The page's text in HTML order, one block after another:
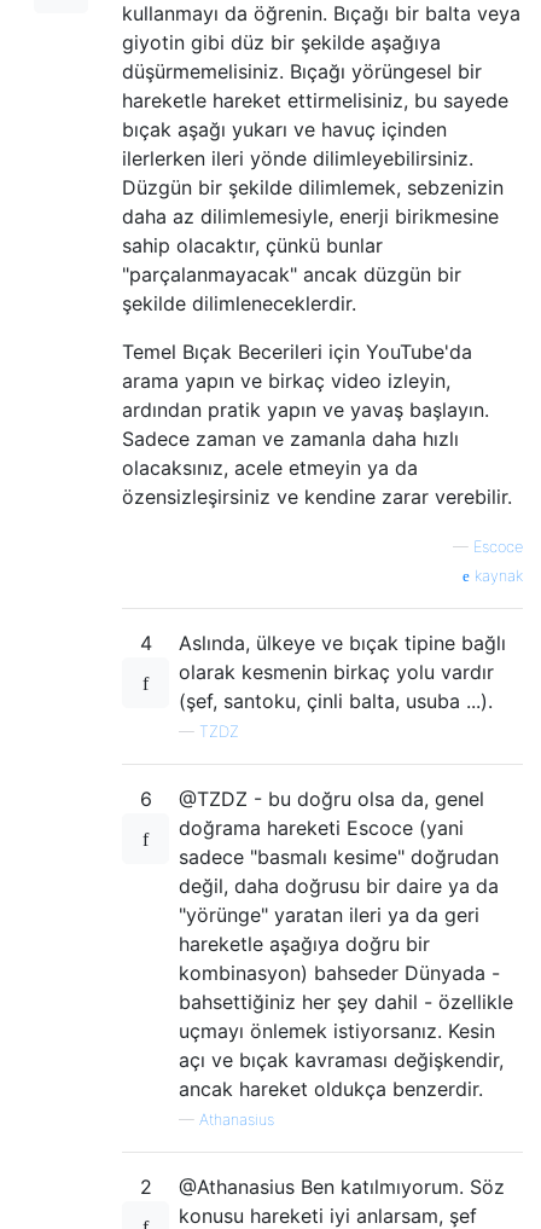
kullanmayı da öğrenin. Bıçağı bir balta veya
giyotin gibi düz bir şekilde aşağıya
düşürmemelisiniz. Bıçağı yörüngesel bir
hareketle hareket ettirmelisiniz, bu sayede
bıçak aşağı yukarı ve havuç içinden
ilerlerken ileri yönde dilimleyebilirsiniz.
Düzgün bir şekilde dilimlemek, sebzenizin
daha az dilimlemesiyle, enerji birikmesine
sahip olacaktır, çünkü bunlar
"parçalanmayacak" ancak düzgün bir
şekilde dilimleneceklerdir.
Temel Bıçak Becerileri için YouTube'da
arama yapın ve birkaç video izleyin,
ardından pratik yapın ve yavaş başlayın.
Sadece zaman ve zamanla daha hızlı
olacaksınız, acele etmeyin ya da
özensizleşirsiniz ve kendine zarar verebilir.
— Escoce
kaynak
4
Aslında, ülkeye ve bıçak tipine bağlı
olarak kesmenin birkaç yolu vardır
(şef, santoku, çinli balta, usuba ...).
— TZDZ
6
@TZDZ - bu doğru olsa da, genel
doğrama hareketi Escoce (yani
sadece "basmalı kesime" doğrudan
değil, daha doğrusu bir daire ya da
"yörünge" yaratan ileri ya da geri
hareketle aşağıya doğru bir
kombinasyon) bahseder Dünyada -
bahsettiğiniz her şey dahil - özellikle
uçmayı önlemek istiyorsanız. Kesin
açı ve bıçak kavraması değişkendir,
ancak hareket oldukça benzerdir.
— Athanasius
2
@Athanasius Ben katılmıyorum. Söz
konusu hareketi iyi anlarsam, şef